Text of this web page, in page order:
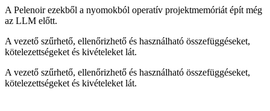
A Pelenoir ezekből a nyomokból operatív projektmemóriát épít még
az LLM előtt.
A vezető szűrhető, ellenőrizhető és használható összefüggéseket,
kötelezettségeket és kivételeket lát.
A vezető szűrhető, ellenőrizhető és használható összefüggéseket,
kötelezettségeket és kivételeket lát.